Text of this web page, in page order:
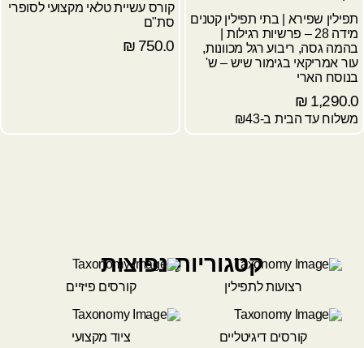
תפילין שפירא | בתי תפילין קטנים
מידה 28 – פרשיות רגילות |
בהמה גסה, ריבוע רגל מכוונות,
עור אמריקאי בגימור שיש – ש'
בנוסח הארי
1,290.0
₪
משלוח עד הבית ב-₪43
קורס עשיית טלאי מקצועי לסופרי
סת"ם
750.0
₪
קטגוריות נפוצות
רצועות לתפילין קורסים פיזיים
קורסים דיגיטליים ציוד מקצועי